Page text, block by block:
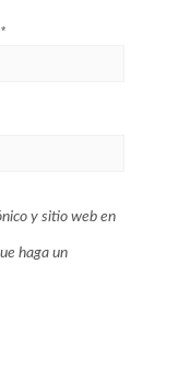
*
y sitio web en
haga un